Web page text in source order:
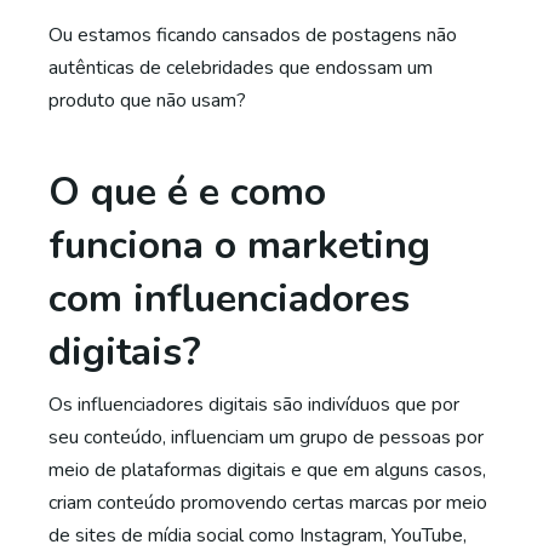
Ou estamos ficando cansados de postagens não
autênticas de celebridades que endossam um
produto que não usam?
O que é e como
funciona o marketing
com influenciadores
digitais?
Os influenciadores digitais são indivíduos que por
seu conteúdo, influenciam um grupo de pessoas por
meio de plataformas digitais e que em alguns casos,
criam conteúdo promovendo certas marcas por meio
de sites de mídia social como Instagram, YouTube,